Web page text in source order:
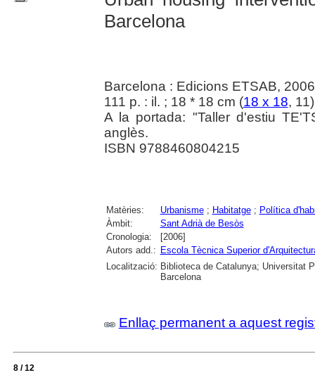
Barcelona
Barcelona : Edicions ETSAB, 2006
111 p. : il. ; 18 * 18 cm (18 x 18,
A la portada: "Taller d'estiu
anglès.
ISBN 9788460804215
Matèries: Urbanisme; Habitatge; Política
Àmbit:
Sant Adrià de Besòs
Cronologia:
[2006]
Autors add.: Escola Tècnica Superior
Localització: Biblioteca de Catalunya; Universitat
Barcelona
Enllaç permanent a aquest
8 / 12